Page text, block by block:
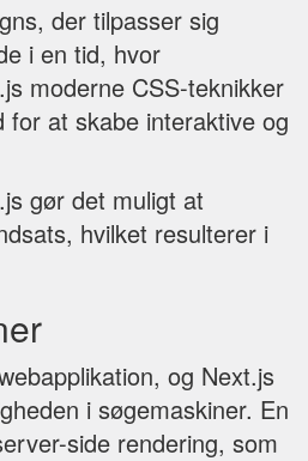
der tilpasser sig
i en tid, hvor
moderne CSS-teknikker
for at skabe interaktive og
gør det muligt at
hvilket resulterer i
og Next.js
i søgemaskiner. En
side rendering, som